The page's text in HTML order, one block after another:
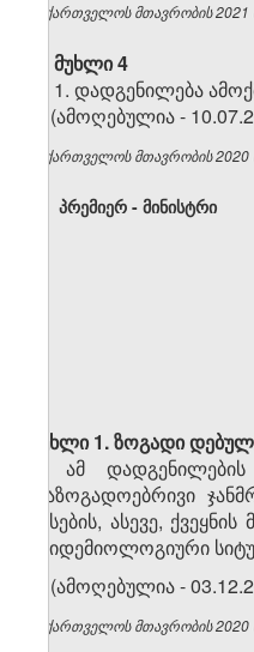
საქართველოს მთავრობის
მუხლი 4
1. დადგენილება
2. (ამოღებულია -
საქართველოს მთავრობის
პრემიერ - მინისტრი
მუხლი 1. ზოგადი
1. ამ
„საზოგადოებრივი
წესების, ასევე,
ეპიდემიოლოგიური
2. (ამოღებულია -
საქართველოს მთავრობის